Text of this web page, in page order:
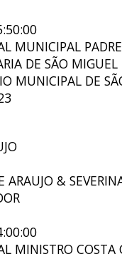
MUNICIPAL
DE SÃO MIGUEL
MUNICIPAL DE
&
MINISTRO COSTA